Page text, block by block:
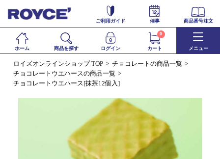
ご利用ガイド 催事 商品番号注文
ホーム 商品を探す ログイン カート
0
メニュー
ロイズオンラインショップ TOP
チョコレートの商品一覧
チョコレートウエハースの商品一覧
チョコレートウエハース[抹茶12個入]